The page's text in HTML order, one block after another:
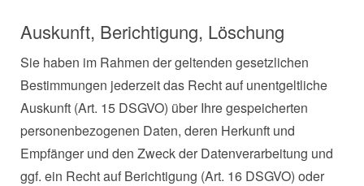
Auskunft, Berichtigung, Löschung
Sie haben im Rahmen der geltenden gesetzlichen
Bestimmungen jederzeit das Recht auf unentgeltliche
Auskunft (Art. 15 DSGVO) über Ihre gespeicherten
personenbezogenen Daten, deren Herkunft und
Empfänger und den Zweck der Datenverarbeitung und
ggf. ein Recht auf Berichtigung (Art. 16 DSGVO) oder